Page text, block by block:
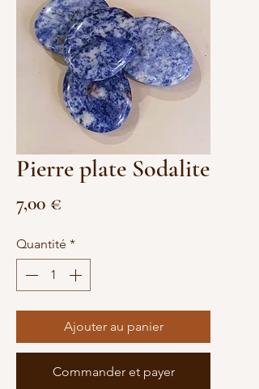
Pierre plate Sodalite
7,00 €
Quantité *
Ajouter au panier
Commander et payer